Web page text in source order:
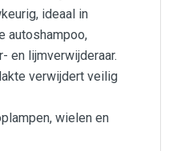
ideaal in
autoshampoo,
en lijmverwijderaar.
verwijdert veilig
wielen en